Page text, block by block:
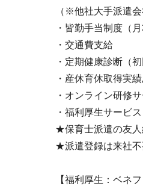
（※他社大手派遣
・皆勤手当制度（月
・交通費支給
・定期健康診断（
・産休育休取得実績
・オンライン研修
・福利厚生サービ
★保育士派遣の友人
★派遣登録は来社不
【福利厚生：ベネ